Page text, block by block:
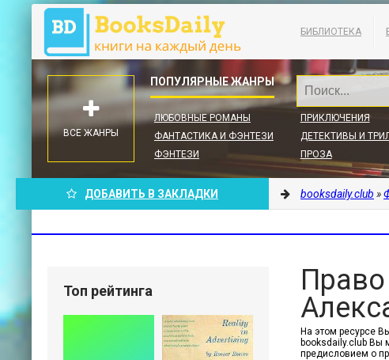
БИБЛИОТЕКА
ЛЮБОВНЫЕ РОМАНЫ
ФАНТАСТИКА И ФЭНТЕЗИ
ФЭНТЕЗИ
ПРИКЛЮЧЕНИЯ
ДЕТЕКТИВЫ И
ПРОЗА
ВСЕ ЖАНРЫ
ДОБАВИТЬ В ЗАКЛАДКИ booksdaily.club »
На этом ресурсе
booksdaily.club Вы
предисловием о
Топ рейтинга